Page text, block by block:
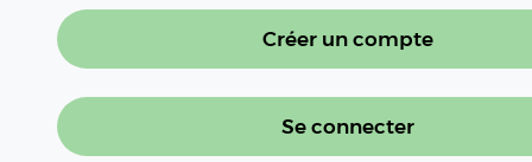
Créer un compte
Se connecter